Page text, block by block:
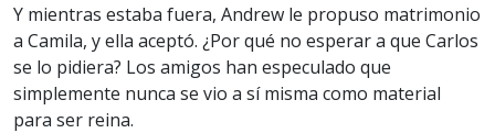
Y mientras estaba fuera, Andrew le propuso matrimonio
a Camila, y ella aceptó. ¿Por qué no esperar a que Carlos
se lo pidiera? Los amigos han especulado que
simplemente nunca se vio a sí misma como material
para ser reina.